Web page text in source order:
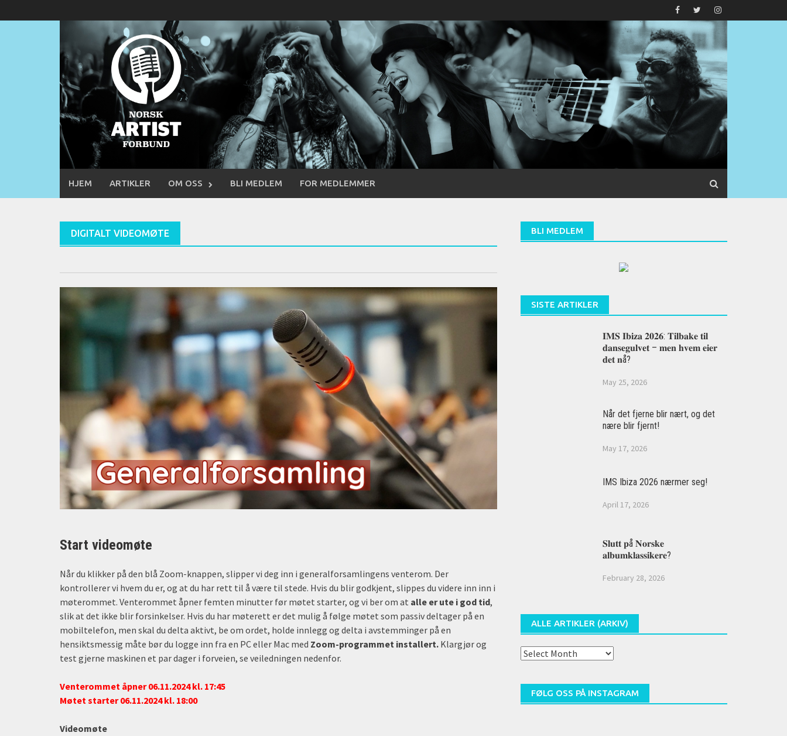
to
HJEM ARTIKLER OM OSS BLI MEDLEM FOR MEDLEMMER
DIGITALT VIDEOMØTE
Start videomøte
Når du klikker på den blå Zoom-knappen, slipper vi deg inn i generalforsamlingens venterom. Der
kontrollerer vi hvem du er, og at du har rett til å være til stede. Hvis du blir godkjent, slippes du videre inn inn i
møterommet. Venterommet åpner femten minutter før møtet starter, og vi ber om at alle er ute i god tid,
slik at det ikke blir forsinkelser. Hvis du har møterett er det mulig å følge møtet som passiv deltager på en
mobiltelefon, men skal du delta aktivt, be om ordet, holde innlegg og delta i avstemminger på en
hensiktsmessig måte bør du logge inn fra en PC eller Mac med Zoom-programmet installert. Klargjør og
test gjerne maskinen et par dager i forveien, se veiledningen nedenfor.
Venterommet åpner 06.11.2024 kl. 17:45
Møtet starter 06.11.2024 kl. 18:00
Videomøte
BLI MEDLEM
SISTE ARTIKLER
𝐈𝐌𝐒 𝐈𝐛𝐢𝐳𝐚 𝟐𝟎𝟐𝟔: 𝐓𝐢𝐥𝐛𝐚𝐤𝐞 𝐭𝐢𝐥
𝐝𝐚𝐧𝐬𝐞𝐠𝐮𝐥𝐯𝐞𝐭 – 𝐦𝐞𝐧 𝐡𝐯𝐞𝐦 𝐞𝐢𝐞𝐫
𝐝𝐞𝐭 𝐧å?
May 25, 2026
Når det fjerne blir nært, og det
nære blir fjernt!
May 17, 2026
IMS Ibiza 2026 nærmer seg!
April 17, 2026
𝐒𝐥𝐮𝐭𝐭 𝐩å 𝐍𝐨𝐫𝐬𝐤𝐞
𝐚𝐥𝐛𝐮𝐦𝐤𝐥𝐚𝐬𝐬𝐢𝐤𝐞𝐫𝐞?
February 28, 2026
ALLE ARTIKLER (ARKIV)
Alle
(arkiv)
FØLG OSS PÅ INSTAGRAM